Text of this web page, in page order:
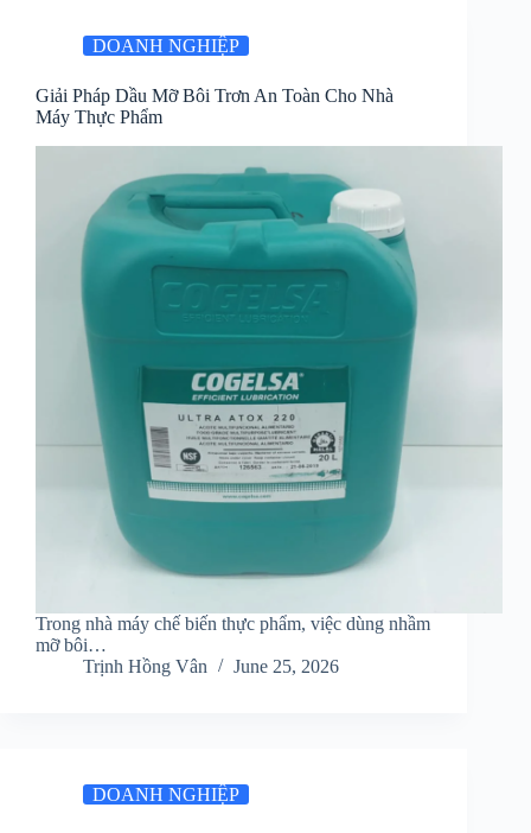
DOANH NGHIỆP
Giải Pháp Dầu Mỡ Bôi Trơn An Toàn Cho Nhà
Máy Thực Phẩm
Trong nhà máy chế biến thực phẩm, việc dùng nhầm
mỡ bôi…
Trịnh Hồng Vân
June 25, 2026
DOANH NGHIỆP